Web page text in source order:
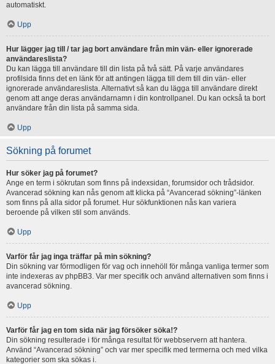
automatiskt.
Upp
Hur lägger jag till / tar jag bort användare från min vän- eller ignorerade
användareslista?
Du kan lägga till användare till din lista på två sätt. På varje användares
profilsida finns det en länk för att antingen lägga till dem till din vän- eller
ignorerade användareslista. Alternativt så kan du lägga till användare direkt
genom att ange deras användarnamn i din kontrollpanel. Du kan också ta bort
användare från din lista på samma sida.
Upp
Sökning på forumet
Hur söker jag på forumet?
Ange en term i sökrutan som finns på indexsidan, forumsidor och trådsidor.
Avancerad sökning kan nås genom att klicka på “Avancerad sökning”-länken
som finns på alla sidor på forumet. Hur sökfunktionen nås kan variera
beroende på vilken stil som används.
Upp
Varför får jag inga träffar på min sökning?
Din sökning var förmodligen för vag och innehöll för många vanliga termer som
inte indexeras av phpBB3. Var mer specifik och använd alternativen som finns i
avancerad sökning.
Upp
Varför får jag en tom sida när jag försöker söka!?
Din sökning resulterade i för många resultat för webbservern att hantera.
Använd “Avancerad sökning” och var mer specifik med termerna och med vilka
kategorier som ska sökas i.